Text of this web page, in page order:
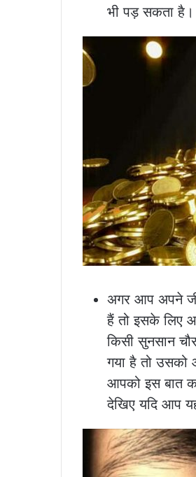
भी पड़ सकता है।
अगर आप अपने
हैं तो इसके लिए
किसी सुनसान
गया है तो
आपको इस बात
देखिए यदि आप